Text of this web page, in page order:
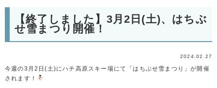
【終了しました】3月2日(土)、はちぶ
せ雪まつり開催！
2024.02.27
今週の3月2日(土)にハチ高原スキー場にて「はちぶせ雪まつり」が開催
されます！